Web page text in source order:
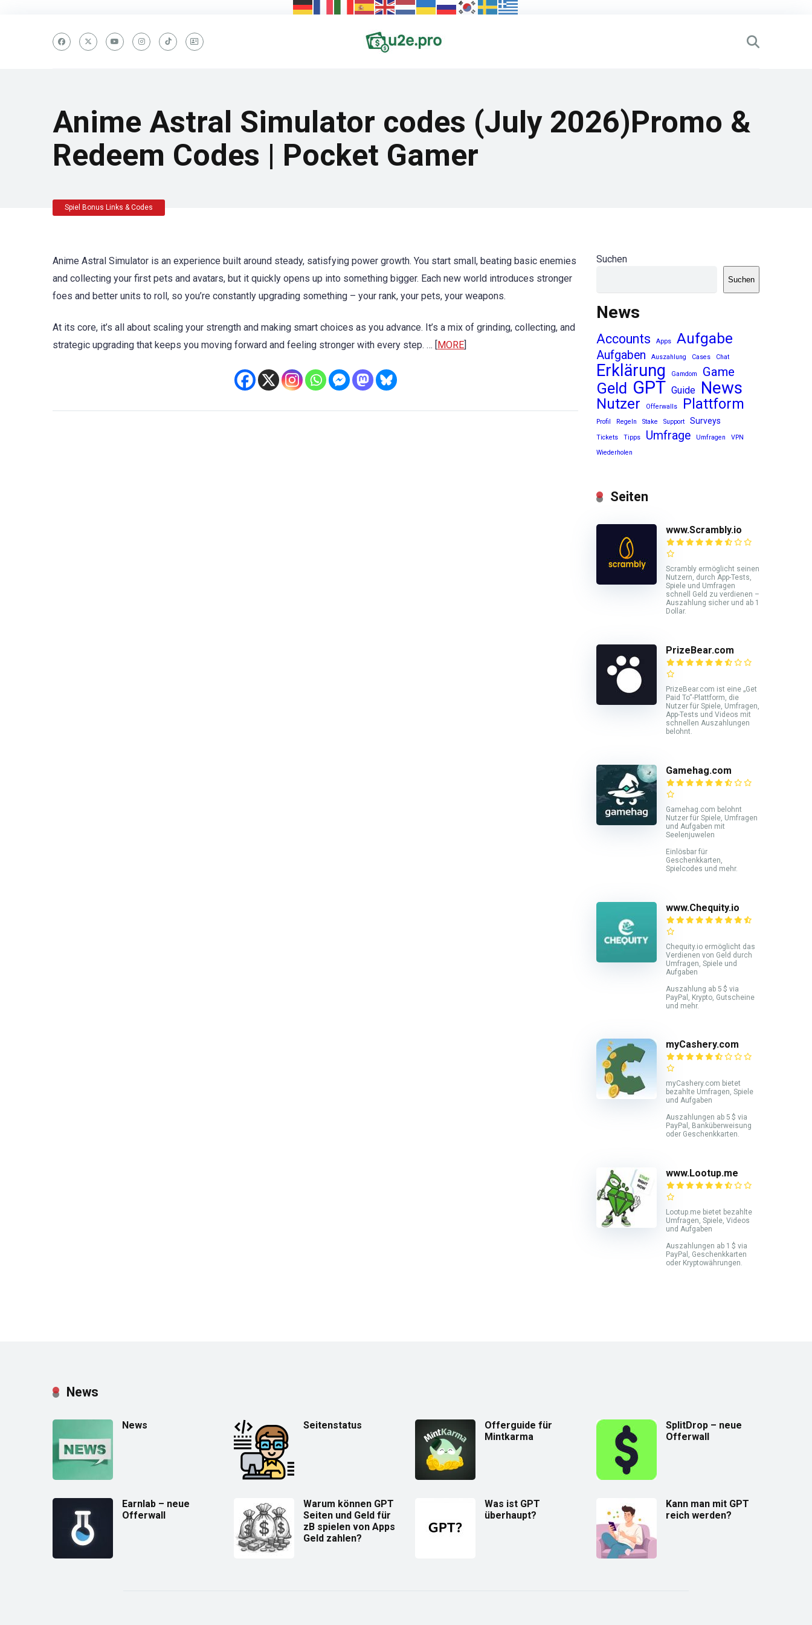
Anime Astral Simulator codes (July 2026)​Promo &
Redeem Codes | Pocket Gamer
Spiel Bonus Links & Codes
Anime Astral Simulator is an experience built around steady, satisfying power growth. You start small, beating basic enemies
and collecting your first pets and avatars, but it quickly opens up into something bigger. Each new world introduces stronger
foes and better units to roll, so you’re constantly upgrading something – your rank, your pets, your weapons.
At its core, it’s all about scaling your strength and making smart choices as you advance. It’s a mix of grinding, collecting, and
strategic upgrading that keeps you moving forward and feeling stronger with every step. … [
MORE
Suchen
Suchen
News
Accounts Apps Aufgabe
Aufgaben Auszahlung Cases Chat
Erklärung Gamdom Game
Geld GPT Guide News
Nutzer Offerwalls Plattform
Profil Regeln Stake Support Surveys
Tickets Tipps Umfrage Umfragen
VPN
Wiederholen
Seiten
www.Scrambly.io
Scrambly ermöglicht seinen
Nutzern, durch App-Tests,
Spiele und Umfragen
schnell Geld zu verdienen –
Auszahlung sicher und ab 1
Dollar.
PrizeBear.com
PrizeBear.com ist eine „Get
Paid To“-Plattform, die
Nutzer für Spiele, Umfragen,
App-Tests und Videos mit
schnellen Auszahlungen
belohnt.
Gamehag.com
Gamehag.com belohnt
Nutzer für Spiele, Umfragen
und Aufgaben mit
Seelenjuwelen
Einlösbar für
Geschenkkarten,
Spielcodes und mehr.
www.Chequity.io
Chequity.io ermöglicht das
Verdienen von Geld durch
Umfragen, Spiele und
Aufgaben
Auszahlung ab 5 $ via
PayPal, Krypto, Gutscheine
und mehr.
myCashery.com
myCashery.com bietet
bezahlte Umfragen, Spiele
und Aufgaben
Auszahlungen ab 5 $ via
PayPal, Banküberweisung
oder Geschenkkarten.
www.Lootup.me
Lootup.me bietet bezahlte
Umfragen, Spiele, Videos
und Aufgaben
Auszahlungen ab 1 $ via
PayPal, Geschenkkarten
oder Kryptowährungen.
News
News Seitenstatus
Offerguide für
Mintkarma
SplitDrop – neue
Offerwall
Earnlab – neue
Offerwall
Warum können GPT
Seiten und Geld für
zB spielen von Apps
Geld zahlen?
Was ist GPT
überhaupt?
Kann man mit GPT
reich werden?